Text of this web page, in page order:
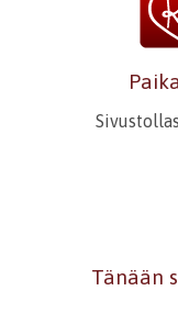
Tänään